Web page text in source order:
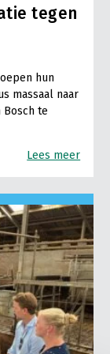
tegen
hun
massaal naar
Bosch te
Lees meer